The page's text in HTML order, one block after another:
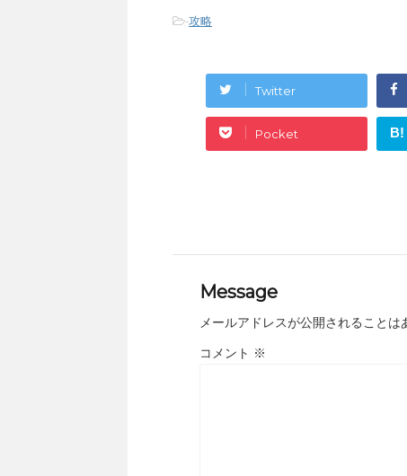
-攻略
Twitter
Pocket B!
Message
メールアドレスが公開されることは
コメント ※